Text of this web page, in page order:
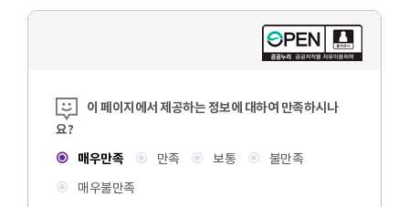
콘텐츠 만족도 조사
이 페이지에서 제공하는 정보에 대하여 만족하시나
요?
매우만족
만족 보통
불만족
매우불만족